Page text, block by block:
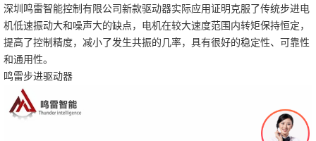
深圳鸣雷智能控制有限公司新款驱动器实际应用证明克服了传统步进电
机低速振动大和噪声大的缺点，电机在较大速度范围内转矩保持恒定，
提高了控制精度，减小了发生共振的几率，具有很好的稳定性、可靠性
和通用性。
鸣雷步进驱动器